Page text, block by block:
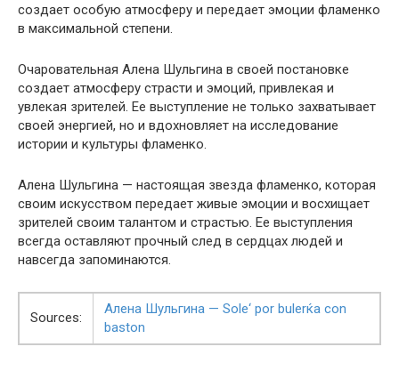
создает особую атмосферу и передает эмоции фламенко
в максимальной степени.
Очаровательная Алена Шульгина в своей постановке
создает атмосферу страсти и эмоций, привлекая и
увлекая зрителей. Ее выступление не только захватывает
своей энергией, но и вдохновляет на исследование
истории и культуры фламенко.
Алена Шульгина — настоящая звезда фламенко, которая
своим искусством передает живые эмоции и восхищает
зрителей своим талантом и страстью. Ее выступления
всегда оставляют прочный след в сердцах людей и
навсегда запоминаются.
Sources:
Алена Шульгина — Sole‘ por bulerќa con
baston